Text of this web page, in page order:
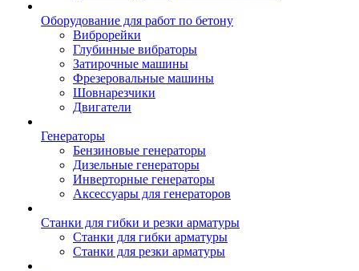
Оборудование для работ по бетону
Виброрейки
Глубинные вибраторы
Затирочные машины
Фрезеровальные машины
Шовнарезчики
Двигатели
Генераторы
Бензиновые генераторы
Дизельные генераторы
Инверторные генераторы
Аксессуары для генераторов
Станки для гибки и резки арматуры
Станки для гибки арматуры
Станки для резки арматуры